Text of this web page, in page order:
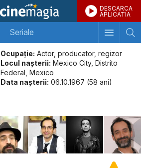
DESCARCA
APLICATIA
Seriale
Ocupație: Actor, producator, regizor
Locul naşterii: Mexico City, Distrito
Federal, Mexico
Data naşterii: 06.10.1967 (58 ani)